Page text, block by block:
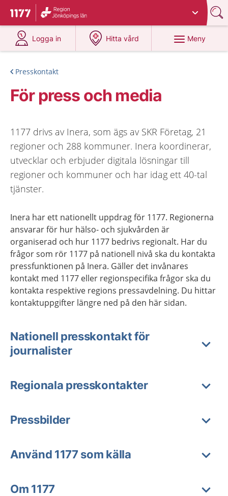
Till startsidan för 1177
Du har valt region
Logga in
på 1177.se
Hitta vård
på 1177.se
Meny
Presskontakt
För press och media
1177 drivs av Inera, som ägs av SKR Företag, 21
regioner och 288 kommuner. Inera koordinerar,
utvecklar och erbjuder digitala lösningar till
regioner och kommuner och har idag ett 40-tal
tjänster.
Inera har ett nationellt uppdrag för 1177. Regionerna
ansvarar för hur hälso- och sjukvården är
organiserad och hur 1177 bedrivs regionalt. Har du
frågor som rör 1177 på nationell nivå ska du kontakta
pressfunktionen på Inera. Gäller det invånares
kontakt med 1177 eller regionspecifika frågor ska du
kontakta respektive regions pressavdelning. Du hittar
kontaktuppgifter längre ned på den här sidan.
Nationell presskontakt för
journalister
Regionala presskontakter
Pressbilder
Använd 1177 som källa
Om 1177